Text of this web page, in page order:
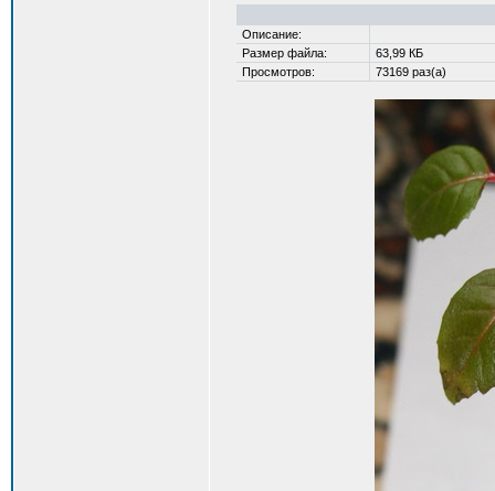
Описание:
Размер файла:
63,99 КБ
Просмотров:
73169 раз(а)